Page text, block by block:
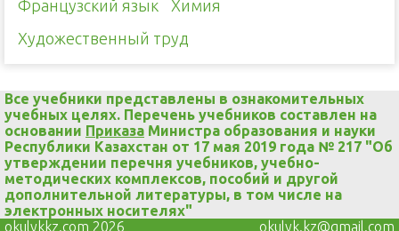
Французский язык
Химия
Художественный труд
Все учебники представлены в ознакомительных
учебных целях. Перечень учебников составлен на
основании Приказа Министра образования и науки
Республики Казахстан от 17 мая 2019 года № 217 "Об
утверждении перечня учебников, учебно-
методических комплексов, пособий и другой
дополнительной литературы, в том числе на
электронных носителях"
okulykkz.com 2026
okulyk.kz@gmail.com